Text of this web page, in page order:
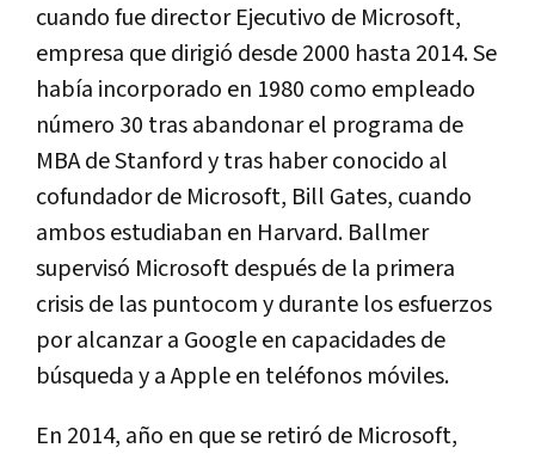
cuando fue director Ejecutivo de Microsoft,
empresa que dirigió desde 2000 hasta 2014. Se
había incorporado en 1980 como empleado
número 30 tras abandonar el programa de
MBA de Stanford y tras haber conocido al
cofundador de Microsoft, Bill Gates, cuando
ambos estudiaban en Harvard. Ballmer
supervisó Microsoft después de la primera
crisis de las puntocom y durante los esfuerzos
por alcanzar a Google en capacidades de
búsqueda y a Apple en teléfonos móviles.
En 2014, año en que se retiró de Microsoft,